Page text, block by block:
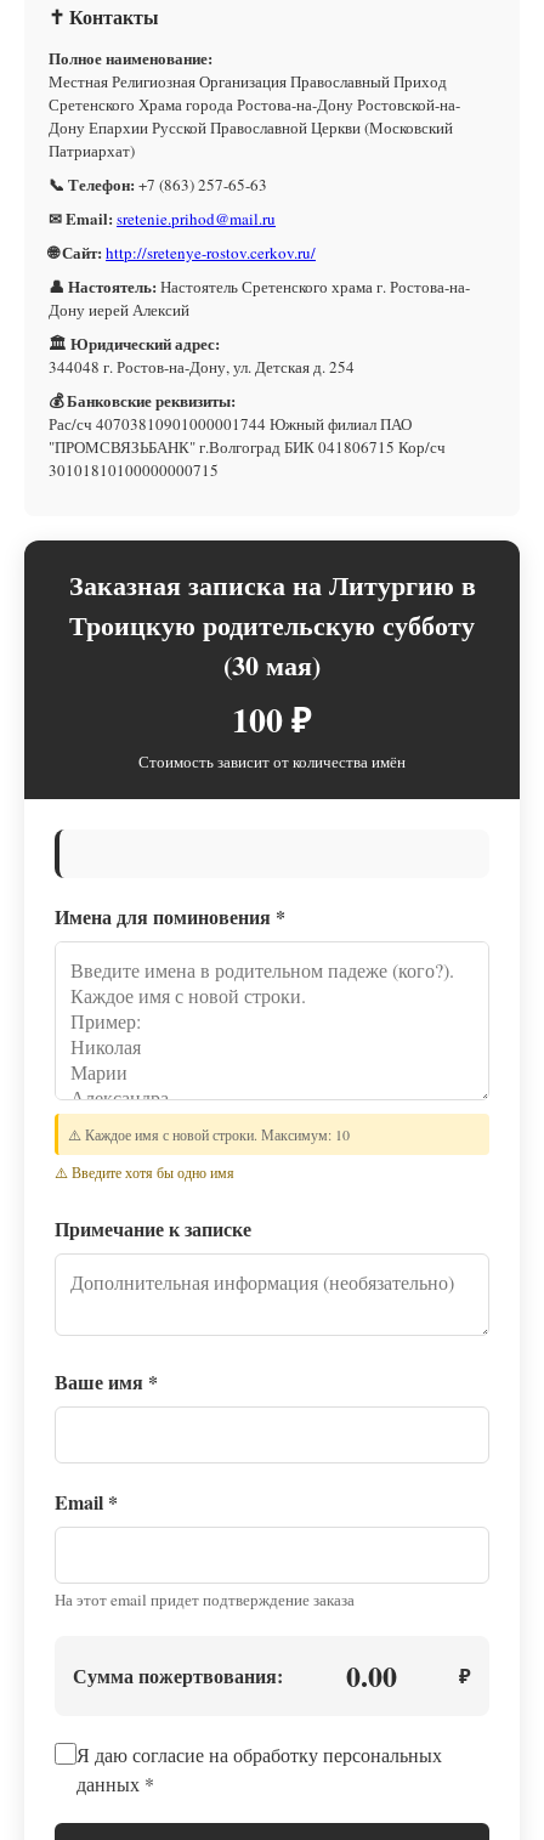
✝ Контакты
Полное наименование:
Местная Религиозная Организация Православный Приход
Сретенского Храма города Ростова-на-Дону Ростовской-на-
Дону Епархии Русской Православной Церкви (Московский
Патриархат)
📞 Телефон: +7 (863) 257-65-63
✉ Email: sretenie.prihod@mail.ru
🌐 Сайт: http://sretenye-rostov.cerkov.ru/
👤 Настоятель: Настоятель Сретенского храма г. Ростова-на-
Дону иерей Алексий
🏛 Юридический адрес:
344048 г. Ростов-на-Дону, ул. Детская д. 254
💰 Банковские реквизиты:
Рас/сч 40703810901000001744 Южный филиал ПАО
"ПРОМСВЯЗЬБАНК" г.Волгоград БИК 041806715 Кор/сч
30101810100000000715
Заказная записка на Литургию в
Троицкую родительскую субботу
(30 мая)
100 ₽
Стоимость зависит от количества имён
Имена для поминовения *
⚠️ Каждое имя с новой строки. Максимум: 10
⚠️ Введите хотя бы одно имя
Примечание к записке
Ваше имя *
Email *
На этот email придет подтверждение заказа
Сумма пожертвования: 0.00 ₽
Я даю согласие на обработку персональных
данных *